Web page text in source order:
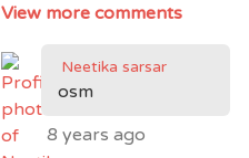
View more comments
Neetika sarsar
osm
8 years ago